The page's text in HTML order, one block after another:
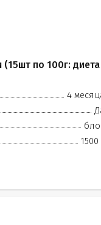
(15шт по 100г: диета
4
1500